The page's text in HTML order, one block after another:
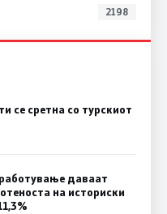
2198
се сретна со турскиот
даваат
на историски